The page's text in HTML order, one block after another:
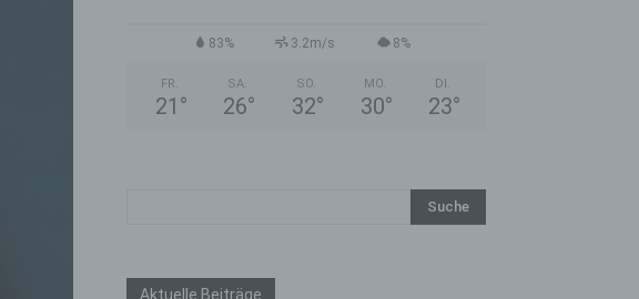
83% 3.2m/s 8%
FR.
21 °
SA.
26°
SO.
32°
MO.
30°
DI.
23°
Aktuelle Beiträge